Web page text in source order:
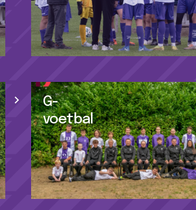
G-
voetbal